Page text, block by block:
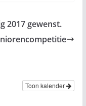
2017 gewenst.
Toon kalender